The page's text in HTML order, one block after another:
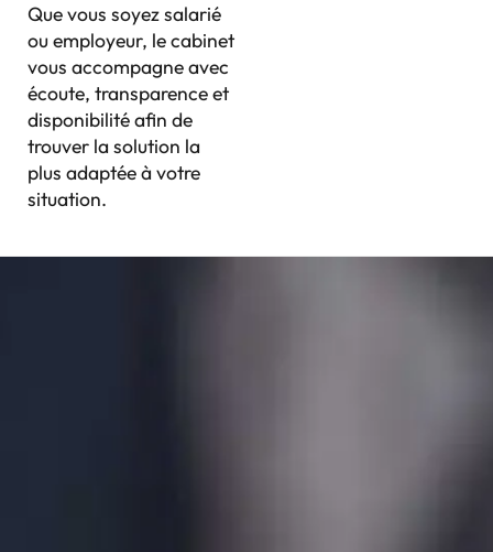
Que vous soyez salarié
ou employeur, le cabinet
vous accompagne avec
écoute, transparence et
disponibilité afin de
trouver la solution la
plus adaptée à votre
situation.